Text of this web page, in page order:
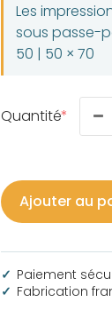
Les
sous passe-
50 | 50 × 70
Quantité
Ajouter au
Paiement
Fabrication